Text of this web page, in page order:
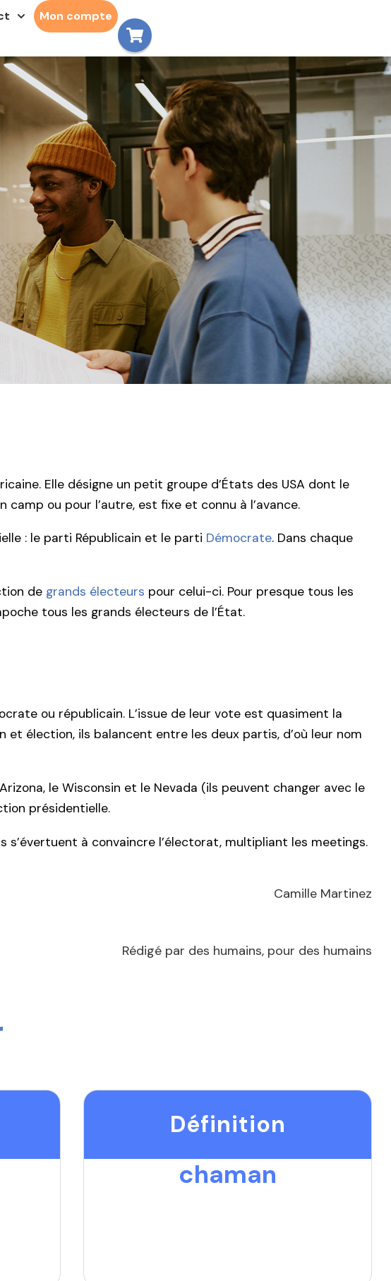
Mon compte
Elle désigne un petit groupe d’États des USA dont le
ou pour l’autre, est fixe et connu à l’avance.
: le parti Républicain et le parti Démocrate. Dans chaque
de grands électeurs pour celui-ci. Pour presque tous les
tous les grands électeurs de l’État.
ou républicain. L’issue de leur vote est quasiment la
et élection, ils balancent entre les deux partis, d’où leur nom
le Wisconsin et le Nevada (ils peuvent changer avec le
présidentielle.
s’évertuent à convaincre l’électorat, multipliant les meetings.
Camille Martinez
Rédigé par des humains, pour des humains
Définition
chaman